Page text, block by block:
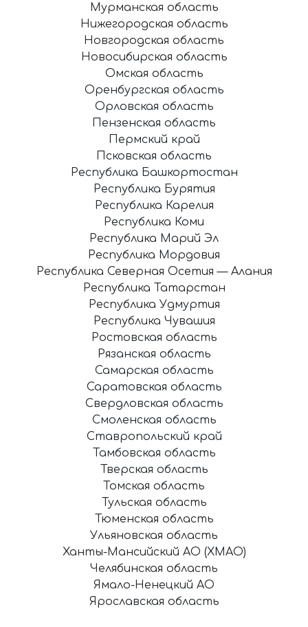
Мурманская область
Нижегородская область
Новгородская область
Новосибирская область
Омская область
Оренбургская область
Орловская область
Пензенская область
Пермский край
Псковская область
Республика Башкортостан
Республика Бурятия
Республика Карелия
Республика Коми
Республика Марий Эл
Республика Мордовия
Республика Северная Осетия — Алания
Республика Татарстан
Республика Удмуртия
Республика Чувашия
Ростовская область
Рязанская область
Самарская область
Саратовская область
Свердловская область
Смоленская область
Ставропольский край
Тамбовская область
Тверская область
Томская область
Тульская область
Тюменская область
Ульяновская область
Ханты-Мансийский АО (ХМАО)
Челябинская область
Ямало-Ненецкий АО
Ярославская область